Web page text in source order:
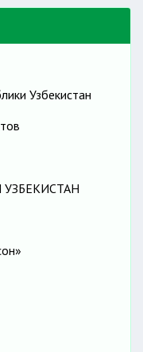
Узбекистан